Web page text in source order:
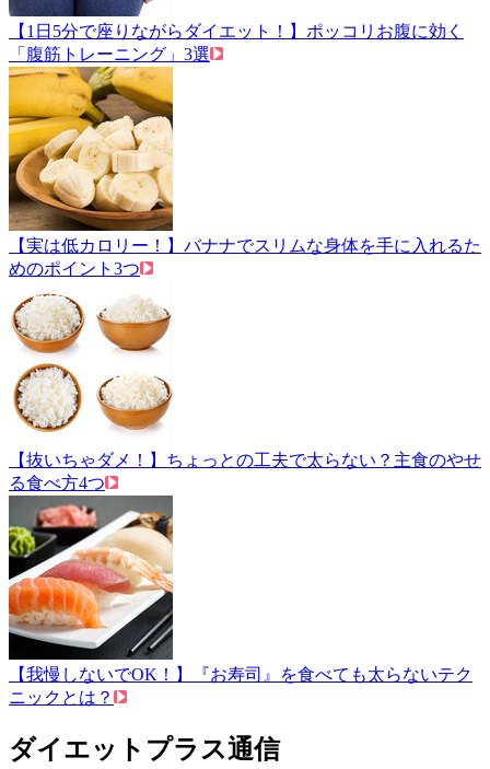
【1日5分で座りながらダイエット！】ポッコリお腹に効く
「腹筋トレーニング」3選
【実は低カロリー！】バナナでスリムな身体を手に入れるた
めのポイント3つ
【抜いちゃダメ！】ちょっとの工夫で太らない？主食のやせ
る食べ方4つ
【我慢しないでOK！】『お寿司』を食べても太らないテク
ニックとは？
ダイエットプラス通信